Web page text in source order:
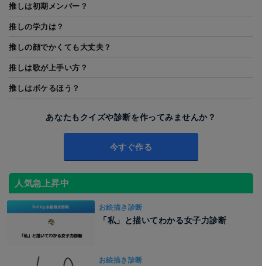
推しは初期メンバー？
推しの学力は？
推しの顔でかくても大丈夫？
推しは歌が上手い方？
推しはボケるほう？
あなたもクイズや診断を作ってみませんか？
今すぐ作る
人気急上昇中
お絵描き診断
「私」と描いてわかる女子力診断
お絵描き診断